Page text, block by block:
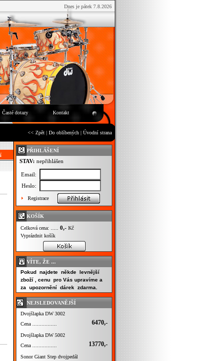
Dnes je pátek 7.8.2026
Časté dotazy Kontakt
<< Zpět | Do oblíbených | Úvodní strana
PŘIHLÁŠENÍ
STAV: nepřihlášen
Email:
Heslo:
Registrace
KOŠÍK
Celková cena: ..... 0,- Kč
Vyprázdnit košík
VÍTE, ŽE ...
Pokud najdete někde levnější
zboží , cenu pro Vás upravíme a
za upozornění dárek zdarma.
NEJSLEDOVANĚJŠÍ
Dvojšlapka DW 3002
Cena ................
6470,-
Dvojšlapka DW 5002
Cena ................
13770,-
Sonor Giant Step dvojpedál